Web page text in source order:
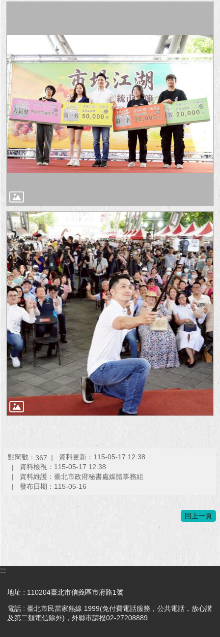
點閱數： 367
資料更新：115-05-17 12:38
資料檢視：115-05-17 12:38
資料維護：臺北市政府秘書處媒體事務組
發布日期：115-05-16
回上一頁
:::
地址 : 110204臺北市信義區市府路1號
電話 : 臺北市民當家熱線 1999(免付費電話服務，公共電話，放心講
及第二類電信除外)，外縣市請撥02-27208889